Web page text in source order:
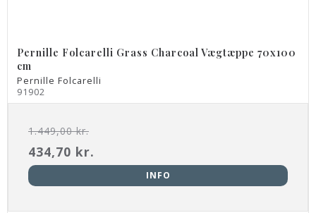
Pernille Folcarelli Grass Charcoal Vægtæppe 70x100
cm
Pernille Folcarelli
91902
1.449,00 kr.
434,70 kr.
INFO